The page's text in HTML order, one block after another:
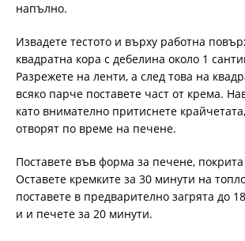
напълно.
Извадете тестото и върху работна
квадратна кора с дебелина около 1
Разрежете на ленти, а след това на
всяко парче поставете част от крема.
като внимателно притиснете
отворят по време на печене.
Поставете във форма за печене, покрита
Оставете кремките за 30 минути на
поставете в предварително загрята до
и и печете за 20 минути.